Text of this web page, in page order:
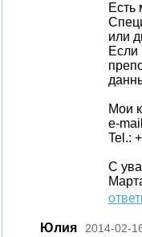
Есть
или
Если
Мои
e-
Tel.:
С
Юлия 2014-02-